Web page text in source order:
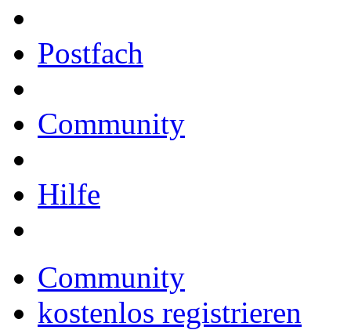
Postfach
Community
Hilfe
Community
kostenlos registrieren